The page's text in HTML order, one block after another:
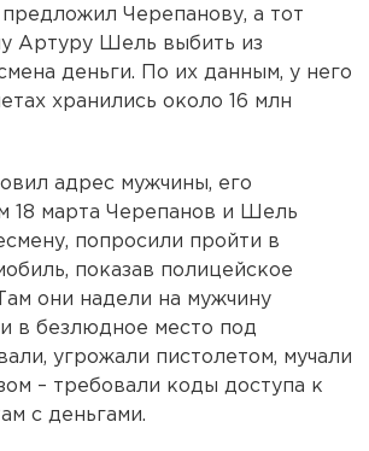
Черепанову, а тот
Артуру Шель выбить из
деньги. По их данным, у него
хранились около 16 млн
адрес мужчины, его
18 марта Черепанов и Шель
попросили пройти в
показав полицейское
они надели на мужчину
в безлюдное место под
угрожали пистолетом, мучали
– требовали коды доступа к
с деньгами.